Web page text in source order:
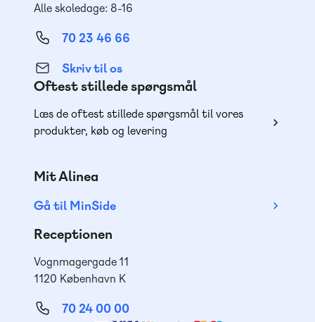
Alle skoledage: 8-16
70 23 46 66
Skriv til os
Oftest stillede spørgsmål
Læs de oftest stillede spørgsmål til vores
produkter, køb og levering
Mit Alinea
Gå til MinSide
Receptionen
Vognmagergade 11
1120 København K
70 24 00 00